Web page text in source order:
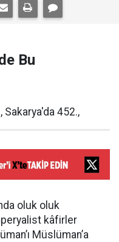
Bu
Sakarya'da 452.,
oluk oluk
kâfirler
Müslüman’a